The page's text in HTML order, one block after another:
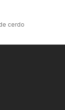
cerdo